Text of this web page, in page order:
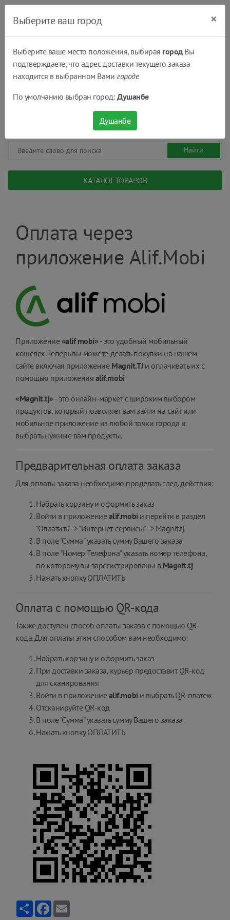
КАТАЛОГ ТОВАРОВ
Оплата через
приложение Alif.Mobi
Приложение«alif mobi» - это удобный мобильный
кошелек. Теперь вы можете делать покупки на нашем
сайте включая приложение Magnit.TJи оплачивать их с
помощью приложения alif.mobi
«Magnit.tj» - это онлайн-маркет с широким выбором
продуктов, который позволяет вам зайти на сайт или
мобильное приложение из любой точки города и
выбрать нужные вам продукты.
Предварительная оплата заказа
Для оплаты заказа необходимо проделать след. действия:
Набрать корзину и оформить заказ
Войти в приложениеalif.mobi и перейти в раздел
"Оплатить" -> "Интернет-сервисы" -> Magnit.tj
В поле "Сумма" указать сумму Вашего заказа
В поле "Номер Телефона" указать номер телефона,
по которому вы зарегистрированы в Magnit.tj
Нажать кнопку ОПЛАТИТЬ
Оплата с помощью QR-кода
Также доступен способ оплаты заказа с помощью QR-
кода. Для оплаты этим способом вам необходимо:
Набрать корзину и оформить заказ
При доставки заказа, курьер предоставит QR-код
для сканирования
Войти в приложениеalif.mobi и выбрать QR-платеж
Отсканируйте QR-код
В поле "Сумма" указать сумму Вашего заказа
Нажать кнопку ОПЛАТИТЬ
РесурсFacebook
Выберите ваш город ×
Выберите ваше место положения, выбирая городВы
подтверждаете, что адрес доставки текущего заказа
находится в выбранном Вамигороде
По умолчанию выбран город:Душанбе
Душанбе